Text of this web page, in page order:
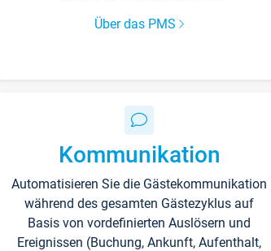
Über das PMS
Kommunikation
Automatisieren Sie die Gästekommunikation
während des gesamten Gästezyklus auf
Basis von vordefinierten Auslösern und
Ereignissen (Buchung, Ankunft, Aufenthalt,